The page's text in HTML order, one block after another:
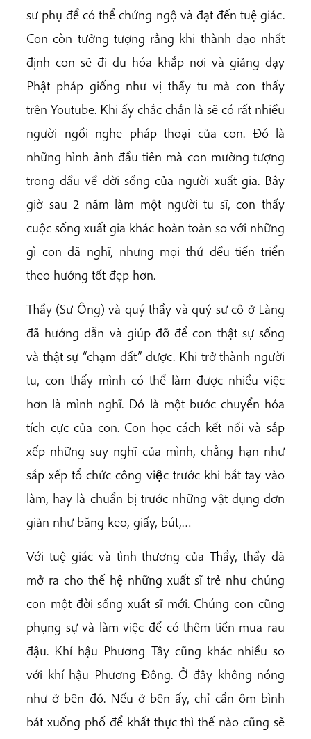
sư phụ để có thể chứng ngộ và đạt đến tuệ giác.
Con còn tưởng tượng rằng khi thành đạo nhất
định con sẽ đi du hóa khắp nơi và giảng dạy
Phật pháp giống như vị thầy tu mà con thấy
trên Youtube. Khi ấy chắc chắn là sẽ có rất nhiều
người ngồi nghe pháp thoại của con. Đó là
những hình ảnh đầu tiên mà con mường tượng
trong đầu về đời sống của người xuất gia. Bây
giờ sau 2 năm làm một người tu sĩ, con thấy
cuộc sống xuất gia khác hoàn toàn so với những
gì con đã nghĩ, nhưng mọi thứ đều tiến triển
theo hướng tốt đẹp hơn.
Thầy (Sư Ông) và quý thầy và quý sư cô ở Làng
đã hướng dẫn và giúp đỡ để con thật sự sống
và thật sự “chạm đất” được. Khi trở thành người
tu, con thấy mình có thể làm được nhiều việc
hơn là mình nghĩ. Đó là một bước chuyển hóa
tích cực của con. Con học cách kết nối và sắp
xếp những suy nghĩ của mình, chẳng hạn như
sắp xếp tổ chức công việc trước khi bắt tay vào
làm, hay là chuẩn bị trước những vật dụng đơn
giản như băng keo, giấy, bút,…
Với tuệ giác và tình thương của Thầy, thầy đã
mở ra cho thế hệ những xuất sĩ trẻ như chúng
con một đời sống xuất sĩ mới. Chúng con cũng
phụng sự và làm việc để có thêm tiền mua rau
đậu. Khí hậu Phương Tây cũng khác nhiều so
với khí hậu Phương Đông. Ở đây không nóng
như ở bên đó. Nếu ở bên ấy, chỉ cần ôm bình
bát xuống phố để khất thực thì thế nào cũng sẽ